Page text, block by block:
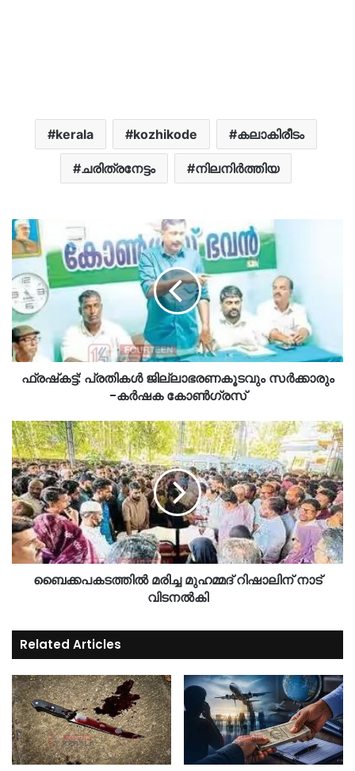
kerala kozhikode കലാകിരീടം
ചരിത്രനേട്ടം നിലനിർത്തിയ
ഫ്രഷ്‌കട്ട്: പ്രതികൾ ജില്ലാഭരണകൂടവും സർക്കാരും
-കർഷക കോൺഗ്രസ്
ബൈക്കപകടത്തിൽ മരിച്ച മുഹമ്മദ് റിഷാലിന് നാട്
വിടനൽകി
Related Articles